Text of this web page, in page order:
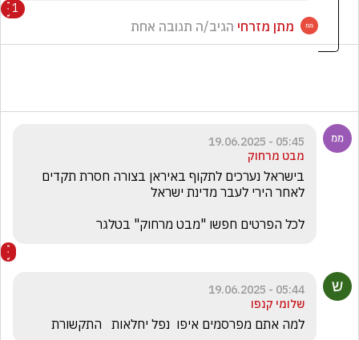
1
מתן מזרחי הגיב/ה תגובה אחת
05:45 - 19.06.2025
מבט מרחוק
לכל הפרטים חפשו "מבט מרחוק" בטלגר
05:44 - 19.06.2025
שלומי קנפו
למה אתם מפרסמים איפו  נפל יחלאות   התקשורת